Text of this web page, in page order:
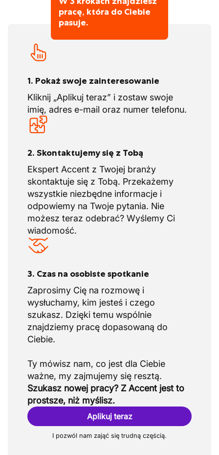
pracę, która do Ciebie
pasuje.
1. Pokaż swoje zainteresowanie
Kliknij „Aplikuj teraz” i zostaw swoje
imię, adres e-mail oraz numer telefonu.
2. Skontaktujemy się z Tobą
Ekspert Accent z Twojej branży
skontaktuje się z Tobą. Przekażemy
wszystkie niezbędne informacje i
odpowiemy na Twoje pytania. Nie
możesz teraz odebrać? Wyślemy Ci
wiadomość.
3. Czas na osobiste spotkanie
Zaprosimy Cię na rozmowę i
wysłuchamy, kim jesteś i czego
szukasz. Dzięki temu wspólnie
znajdziemy pracę dopasowaną do
Ciebie.
Ty mówisz nam, co jest dla Ciebie
Szukasz nowej pracy? Z Accent jest to
prostsze, niż myślisz.
Aplikuj teraz
I pozwól nam zająć się trudną częścią.